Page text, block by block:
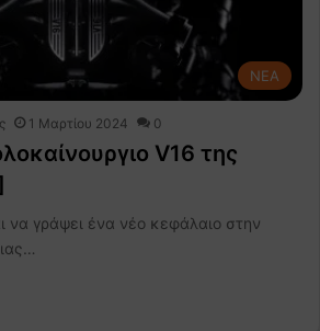
NEA
1 Μαρτίου 2024 0
V16 της
να γράψει ένα νέο κεφάλαιο στην